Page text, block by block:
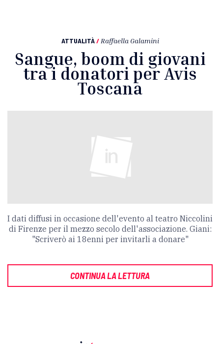
ATTUALITÀ / Raffaella Galamini
Sangue, boom di giovani
tra i donatori per Avis
Toscana
I dati diffusi in occasione dell'evento al teatro Niccolini
di Firenze per il mezzo secolo dell'associazione. Giani:
"Scriverò ai 18enni per invitarli a donare"
CONTINUA LA LETTURA